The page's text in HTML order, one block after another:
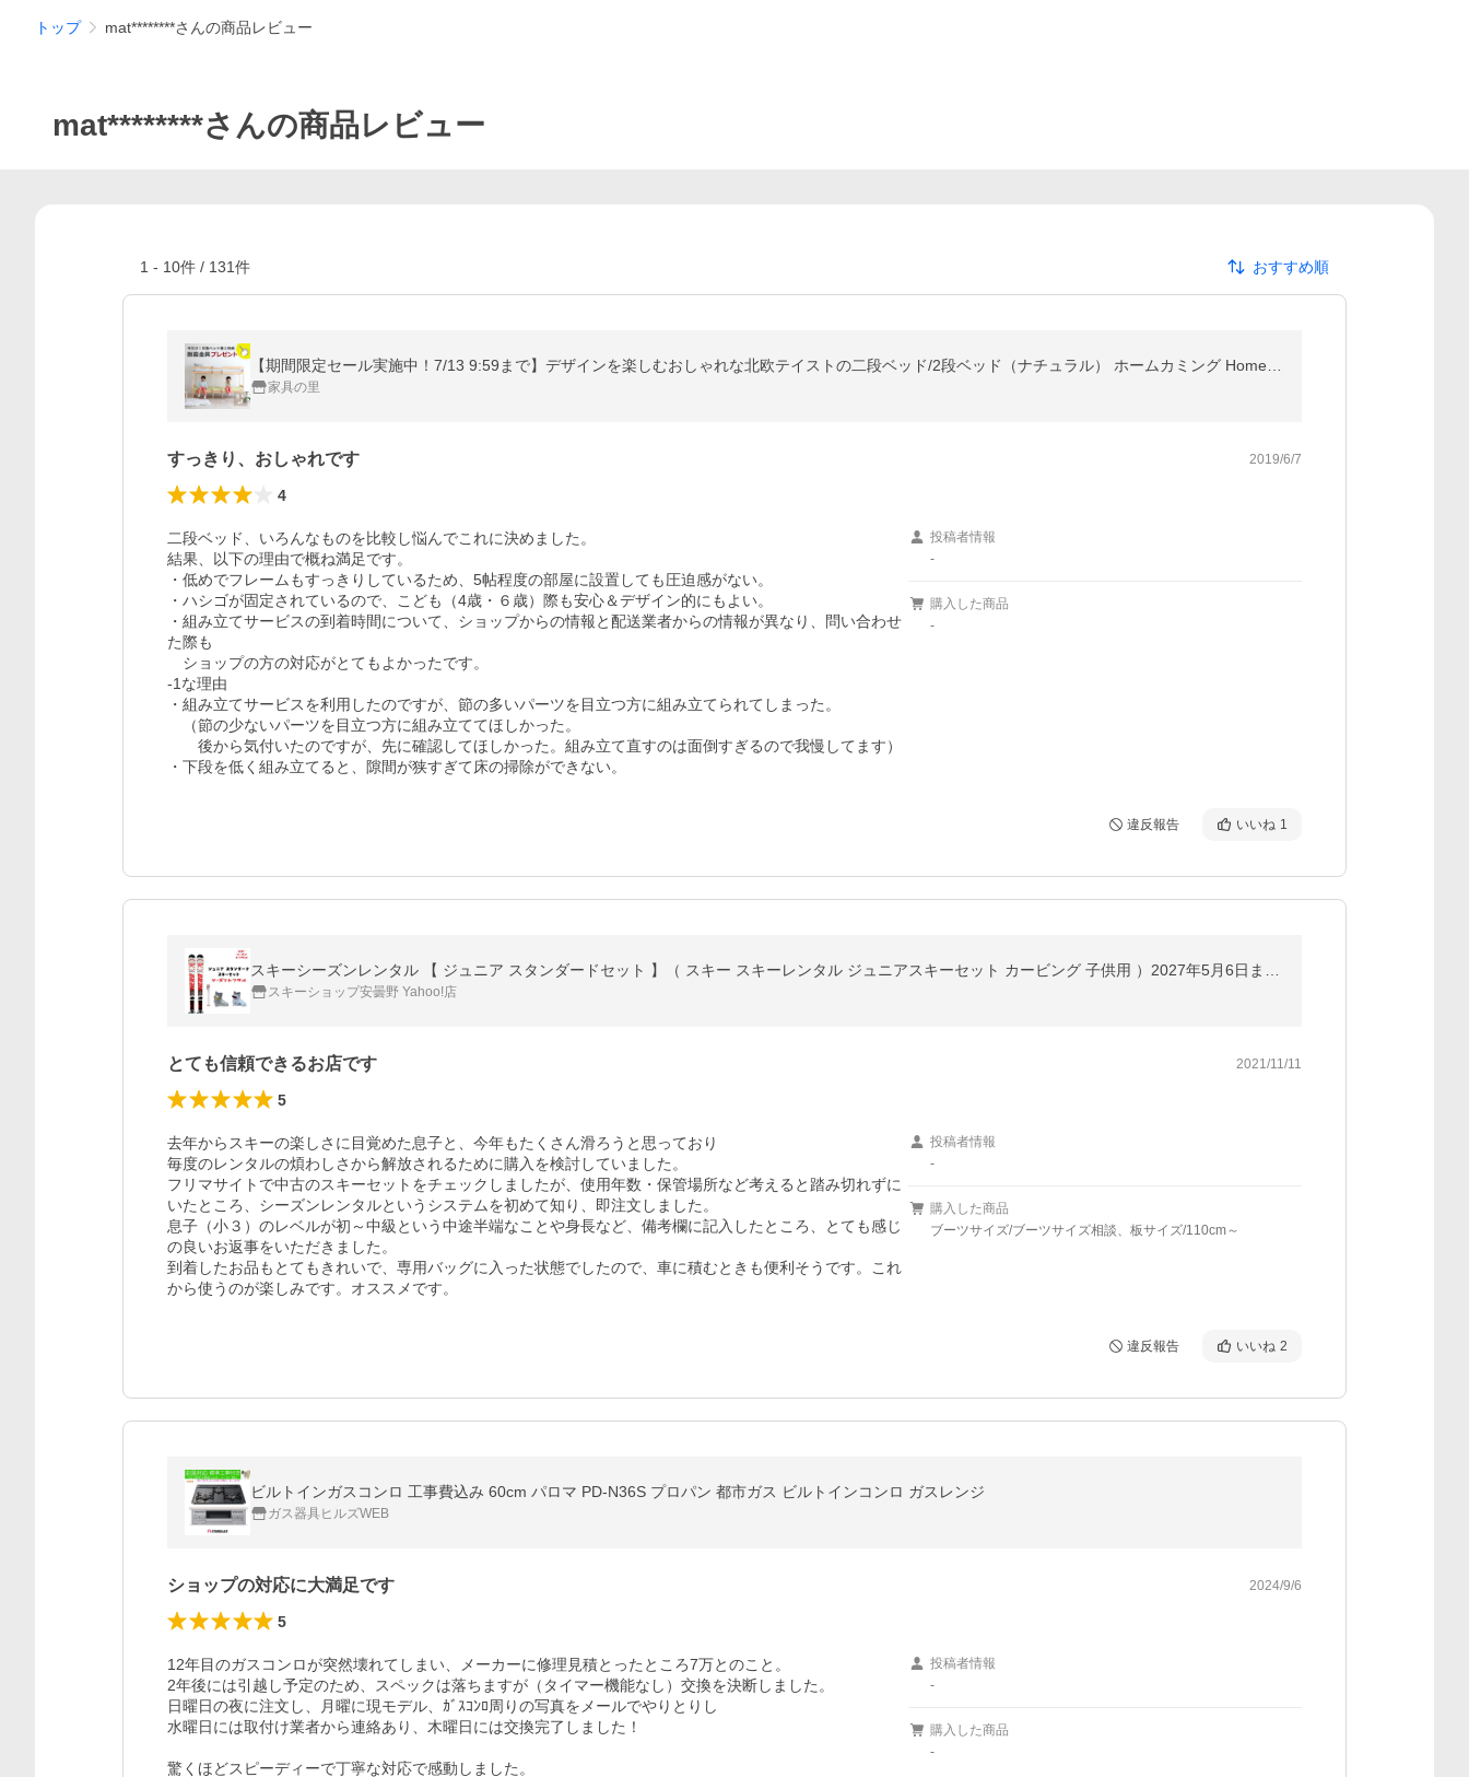
トップ mat********さんの商品レビュー
mat********さんの商品レビュー
1 - 10件 / 131件 おすすめ順
家具の里
すっきり、おしゃれです 2019/6/7
4
二段ベッド、いろんなものを比較し悩んでこれに決めました。
結果、以下の理由で概ね満足です。
・低めでフレームもすっきりしているため、5帖程度の部屋に設置しても圧迫感がない。
・ハシゴが固定されているので、こども（4歳・６歳）際も安心＆デザイン的にもよい。
・組み立てサービスの到着時間について、ショップからの情報と配送業者からの情報が異なり、問い合わせ
た際も
ショップの方の対応がとてもよかったです。
-1な理由
・組み立てサービスを利用したのですが、節の多いパーツを目立つ方に組み立てられてしまった。
（節の少ないパーツを目立つ方に組み立ててほしかった。
後から気付いたのですが、先に確認してほしかった。組み立て直すのは面倒すぎるので我慢してます）
・下段を低く組み立てると、隙間が狭すぎて床の掃除ができない。
投稿者情報
-
購入した商品
-
違反報告 いいね 1
スキーショップ安曇野 Yahoo!店
とても信頼できるお店です 2021/11/11
5
去年からスキーの楽しさに目覚めた息子と、今年もたくさん滑ろうと思っており
毎度のレンタルの煩わしさから解放されるために購入を検討していました。
フリマサイトで中古のスキーセットをチェックしましたが、使用年数・保管場所など考えると踏み切れずに
いたところ、シーズンレンタルというシステムを初めて知り、即注文しました。
息子（小３）のレベルが初～中級という中途半端なことや身長など、備考欄に記入したところ、とても感じ
の良いお返事をいただきました。
到着したお品もとてもきれいで、専用バッグに入った状態でしたので、車に積むときも便利そうです。これ
から使うのが楽しみです。オススメです。
投稿者情報
-
購入した商品
ブーツサイズ/ブーツサイズ相談、板サイズ/110cm～
違反報告 いいね 2
ビルトインガスコンロ 工事費込み 60cm パロマ PD-N36S プロパン 都市ガス ビルトインコンロ ガスレンジ
ガス器具ヒルズWEB
ショップの対応に大満足です 2024/9/6
5
12年目のガスコンロが突然壊れてしまい、メーカーに修理見積とったところ7万とのこと。
2年後には引越し予定のため、スペックは落ちますが（タイマー機能なし）交換を決断しました。
日曜日の夜に注文し、月曜に現モデル、ｶﾞｽｺﾝﾛ周りの写真をメールでやりとりし
水曜日には取付け業者から連絡あり、木曜日には交換完了しました！
驚くほどスピーディーで丁寧な対応で感動しました。
投稿者情報
-
購入した商品
-